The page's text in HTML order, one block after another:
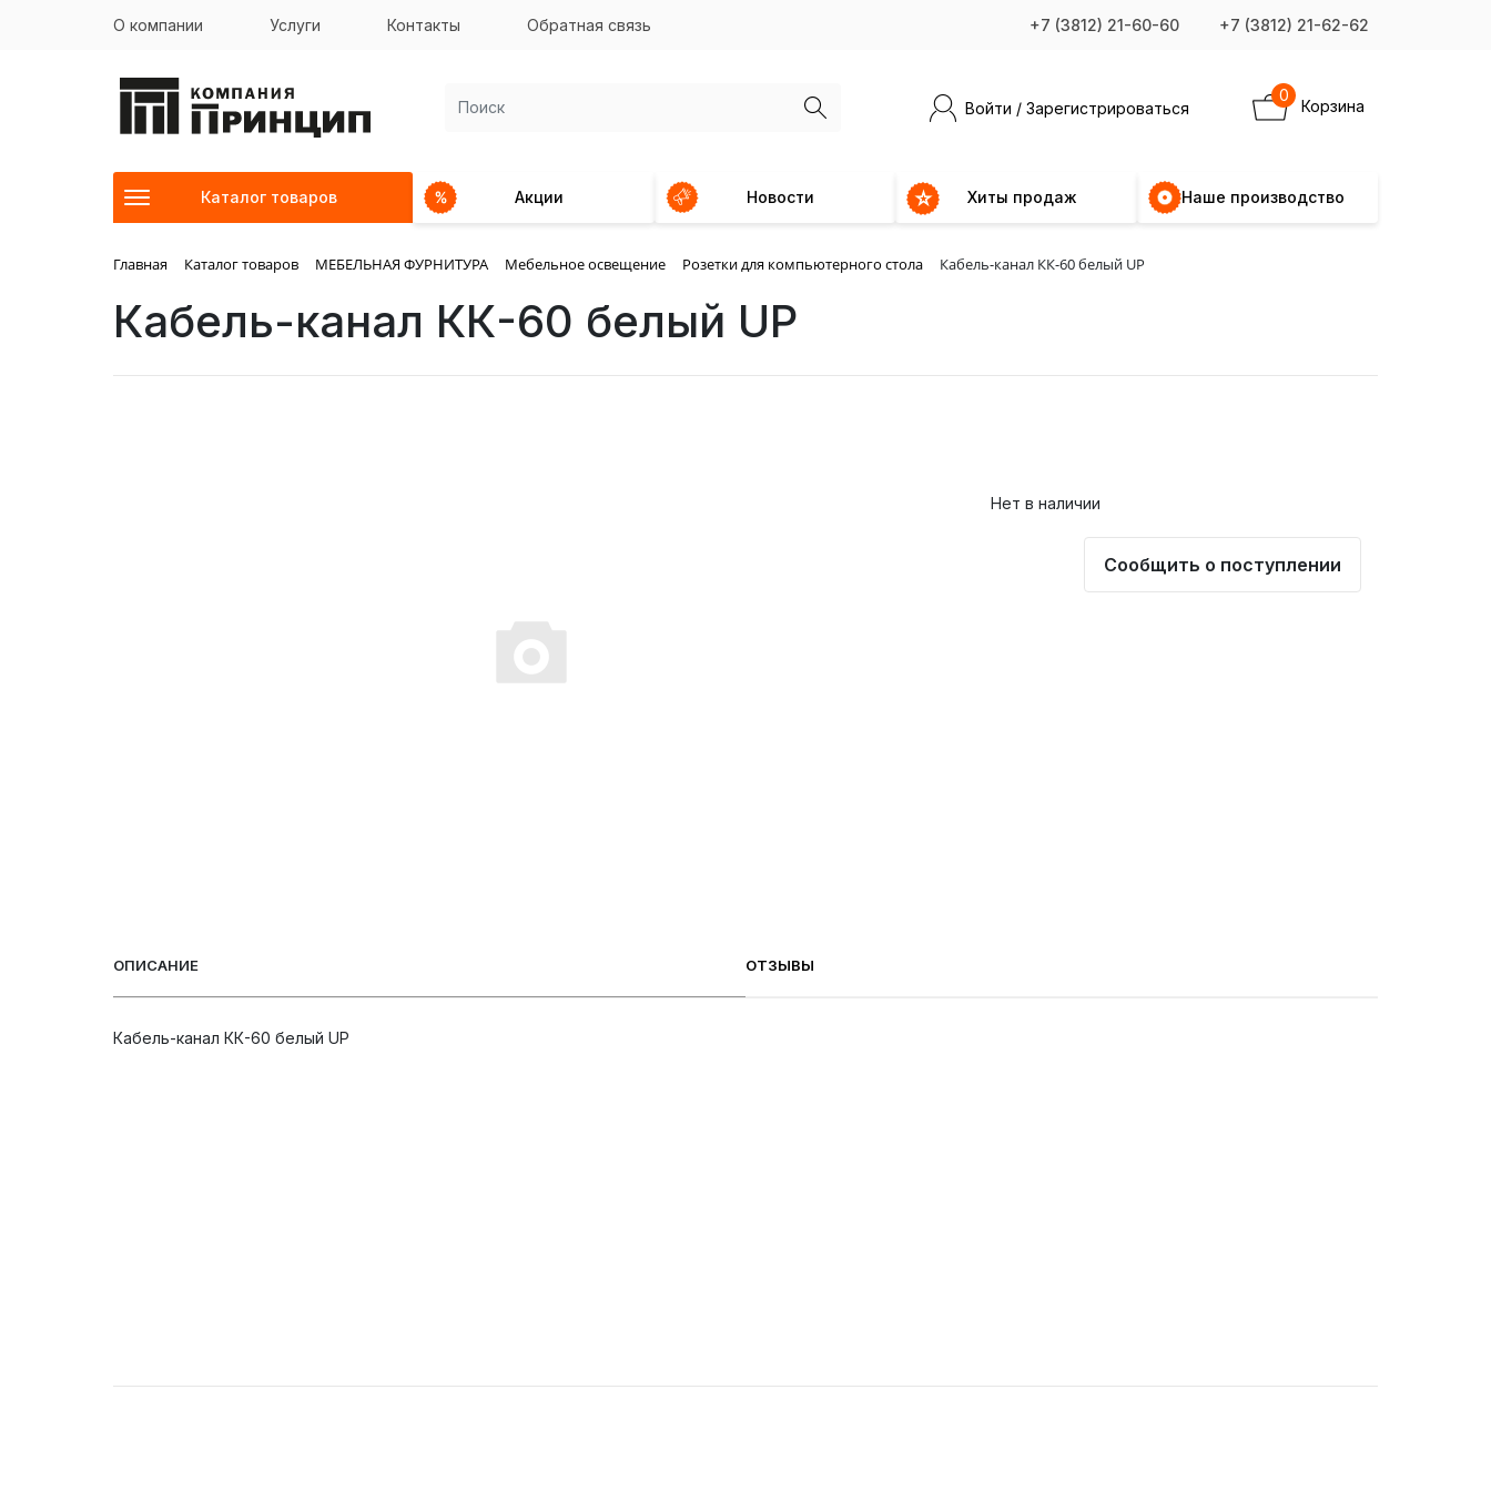
О компании Услуги Контакты Обратная связь +7 (3812) 21-60-60 +7 (3812) 21-62-62
Войти / Зарегистрироваться Корзина
0
Каталог товаров Акции Новости Хиты продаж Наше производство
Главная Каталог товаров МЕБЕЛЬНАЯ ФУРНИТУРА Мебельное освещение Розетки для компьютерного стола Кабель-канал КК-60 белый UP
Кабель-канал КК-60 белый UP
Нет в наличии
Сообщить о поступлении
ОПИСАНИЕ ОТЗЫВЫ
Кабель-канал КК-60 белый UP